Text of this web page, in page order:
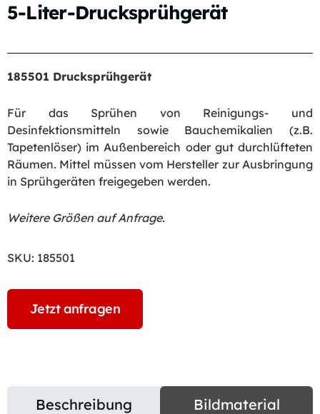
5-Liter-Drucksprühgerät
185501 Drucksprühgerät
Für das Sprühen von Reinigungs- und
Desinfektionsmitteln sowie Bauchemikalien (z.B.
Tapetenlöser) im Außenbereich oder gut durchlüfteten
Räumen. Mittel müssen vom Hersteller zur Ausbringung
in Sprühgeräten freigegeben werden.
Weitere Größen auf Anfrage.
SKU: 185501
Jetzt anfragen
Beschreibung Bildmaterial